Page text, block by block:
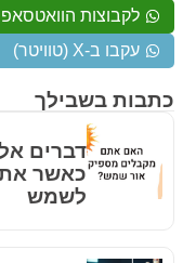
כתבות בשבילך
דברים
כאשר
לשמש
לקבוצות הוואטסאפ
עקבו ב-X (טוויטר)